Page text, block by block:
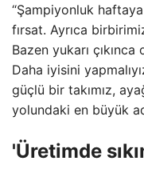
“Şampiyonluk
fırsat. Ayrıca
Bazen yukarı
Daha iyisini
güçlü bir takımız,
yolundaki en büyük
'Üretimde